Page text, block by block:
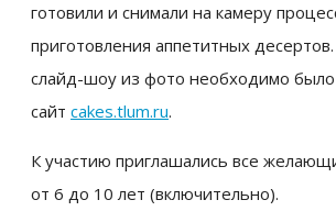
готовили и снимали на камеру
приготовления аппетитных
слайд-шоу из фото необходимо было
сайт cakes.tlum.ru.
К участию приглашались все
от 6 до 10 лет (включительно).